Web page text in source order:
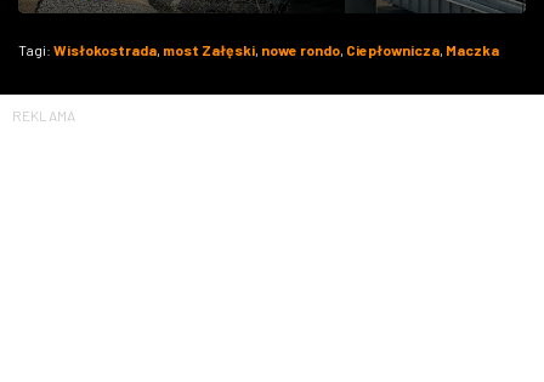
Tagi: Wisłokostrada, most Załęski, nowe rondo, Ciepłownicza, Maczka
REKLAMA